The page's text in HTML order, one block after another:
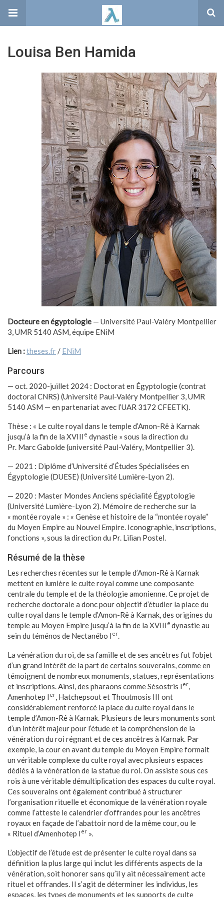
Louisa Ben Hamida
Docteure en égyptologie — Université Paul-Valéry Montpellier
3, UMR 5140 ASM, équipe ENiM
Lien :theses.fr/ ENiM
Parcours
— oct. 2020-juillet 2024 : Doctorat en Égyptologie (contrat
doctoral CNRS) (Université Paul-Valéry Montpellier 3, UMR
5140 ASM — en partenariat avec l’UAR 3172 CFEETK).
Thèse : « Le culte royal dans le temple d’Amon-Rê à Karnak
jusqu’à la fin de la XVIII e dynastie » sous la direction du
Pr. Marc Gabolde (université Paul-Valéry, Montpellier 3).
— 2021 : Diplôme d’Université d’Études Spécialisées en
Égyptologie (DUESE) (Université Lumière-Lyon 2).
— 2020 : Master Mondes Anciens spécialité Égyptologie
(Université Lumière-Lyon 2). Mémoire de recherche sur la
« montée royale » : « Genèse et histoire de la “montée royale”
du Moyen Empire au Nouvel Empire. Iconographie, inscriptions,
fonctions », sous la direction du Pr. Lilian Postel.
Résumé de la thèse
Les recherches récentes sur le temple d’Amon-Rê à Karnak
mettent en lumière le culte royal comme une composante
centrale du temple et de la théologie amonienne. Ce projet de
recherche doctorale a donc pour objectif d’étudier la place du
culte royal dans le temple d’Amon-Rê à Karnak, des origines du
temple au Moyen Empire jusqu’à la fin de la XVIII e dynastie au
sein du téménos de Nectanébo I er.
La vénération du roi, de sa famille et de ses ancêtres fut l’objet
d’un grand intérêt de la part de certains souverains, comme en
témoignent de nombreux monuments, statues, représentations
et inscriptions. Ainsi, des pharaons comme Sésostris I er,
Amenhotep I er, Hatchepsout et Thoutmosis III ont
considérablement renforcé la place du culte royal dans le
temple d’Amon-Rê à Karnak. Plusieurs de leurs monuments sont
d’un intérêt majeur pour l’étude et la compréhension de la
vénération du roi régnant et de ces ancêtres à Karnak. Par
exemple, la cour en avant du temple du Moyen Empire formait
un véritable complexe du culte royal avec plusieurs espaces
dédiés à la vénération de la statue du roi. On assiste sous ces
rois à une véritable démultiplication des espaces du culte royal.
Ces souverains ont également contribué à structurer
l’organisation rituelle et économique de la vénération royale
comme l’atteste le calendrier d’offrandes pour les ancêtres
royaux en façade de l’abattoir nord de la même cour, ou le
« Rituel d’Amenhotep I er ».
L’objectif de l’étude est de présenter le culte royal dans sa
définition la plus large qui inclut les différents aspects de la
vénération, soit honorer sans qu’il y ait nécessairement acte
rituel et offrandes. Il s’agit de déterminer les individus, les
espaces, les types de monuments et les supports de culte